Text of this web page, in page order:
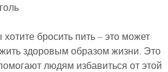
бросить пить – это может
здоровым образом жизни. Это
людям избавиться от этой